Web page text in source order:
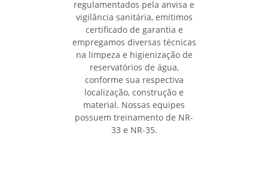
regulamentados pela anvisa e
vigilância sanitária, emitimos
certificado de garantia e
empregamos diversas técnicas
na limpeza e higienização de
reservatórios de água,
conforme sua respectiva
localização, construção e
material. Nossas equipes
possuem treinamento de NR-
33 e NR-35.